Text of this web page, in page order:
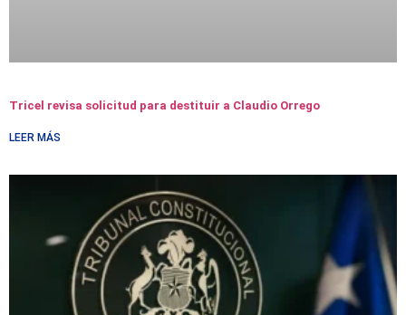
Tricel revisa solicitud para destituir a Claudio Orrego
LEER MÁS